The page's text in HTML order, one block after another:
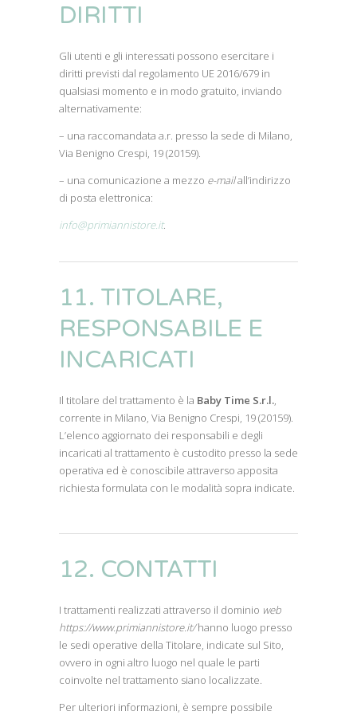
DIRITTI
Gli utenti e gli interessati possono esercitare i
diritti previsti dal regolamento UE 2016/679 in
qualsiasi momento e in modo gratuito, inviando
alternativamente:
– una raccomandata a.r. presso la sede di Milano,
Via Benigno Crespi, 19 (20159).
– una comunicazione a mezzo e-mailall’indirizzo
di posta elettronica:
info@primiannistore.it.
11. TITOLARE,
RESPONSABILE E
INCARICATI
Il titolare del trattamento è la Baby Time S.r.l.,
corrente in Milano, Via Benigno Crespi, 19 (20159).
L’elenco aggiornato dei responsabili e degli
incaricati al trattamento è custodito presso la sede
operativa ed è conoscibile attraverso apposita
richiesta formulata con le modalità sopra indicate.
12. CONTATTI
I trattamenti realizzati attraverso il dominio web
https://www.primiannistore.it/hanno luogo presso
le sedi operative della Titolare, indicate sul Sito,
ovvero in ogni altro luogo nel quale le parti
coinvolte nel trattamento siano localizzate.
Per ulteriori informazioni, è sempre possibile